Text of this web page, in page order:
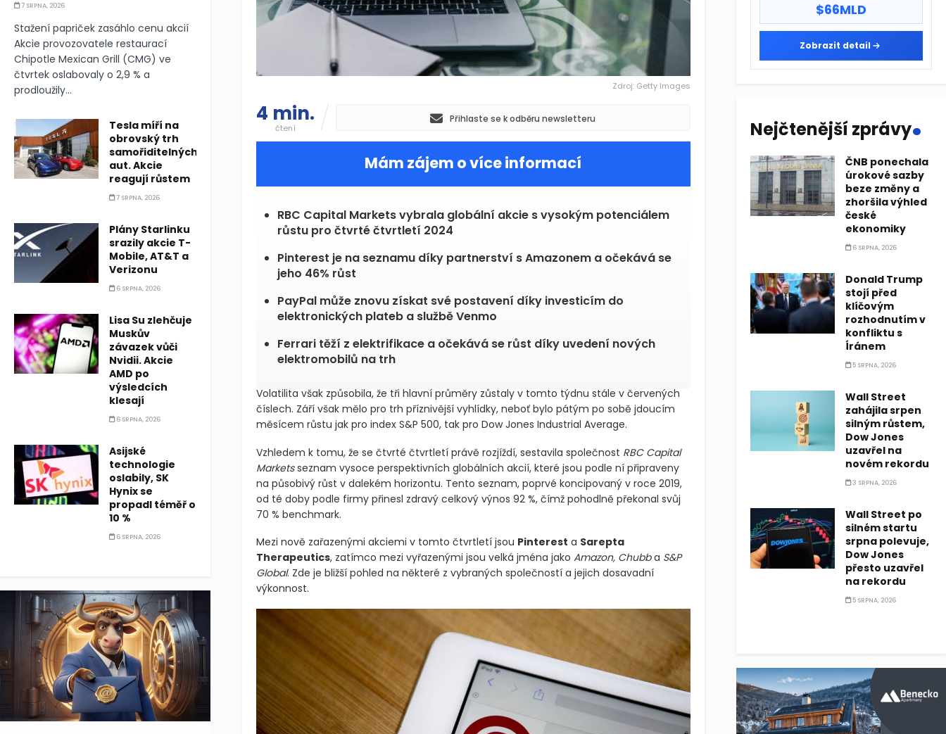
Zdroj: Getty Images
4 min.
čtení
Přihlaste se k odběru newsletteru
Mám zájem o více informací
RBC Capital Markets vybrala globální akcie s vysokým potenciálem
růstu pro čtvrté čtvrtletí 2024
Pinterest je na seznamu díky partnerství s Amazonem a očekává se
jeho 46% růst
PayPal může znovu získat své postavení díky investicím do
elektronických plateb a službě Venmo
Ferrari těží z elektrifikace a očekává se růst díky uvedení nových
elektromobilů na trh
Volatilita však způsobila, že tři hlavní průměry zůstaly v tomto týdnu stále v červených
číslech. Září však mělo pro trh příznivější vyhlídky, neboť bylo pátým po sobě jdoucím
měsícem růstu jak pro index S&P 500, tak pro Dow Jones Industrial Average.
Vzhledem k tomu, že se čtvrté čtvrtletí právě rozjíždí, sestavila společnost RBC Capital
Marketsseznam vysoce perspektivních globálních akcií, které jsou podle ní připraveny
na působivý růst v dalekém horizontu. Tento seznam, poprvé koncipovaný v roce 2019,
od té doby podle firmy přinesl zdravý celkový výnos 92 %, čímž pohodlně překonal svůj
70 % benchmark.
Mezi nově zařazenými akciemi v tomto čtvrtletí jsou Pinterest a Sarepta
Therapeutics, zatímco mezi vyřazenými jsou velká jména jako Amazon, Chubba S&P
Global. Zde je bližší pohled na některé z vybraných společností a jejich dosavadní
výkonnost.
7 SRPNA, 2026
Stažení papriček zasáhlo cenu akcií
Akcie provozovatele restaurací
Chipotle Mexican Grill (CMG) ve
čtvrtek oslabovaly o 2,9 % a
prodloužily...
Tesla míří na
obrovský trh
samořiditelných
aut. Akcie
reagují růstem
7 SRPNA, 2026
Plány Starlinku
srazily akcie T-
Mobile, AT&T a
Verizonu
6 SRPNA, 2026
Lisa Su zlehčuje
Muskův
závazek vůči
Nvidii. Akcie
AMD po
výsledcích
klesají
6 SRPNA, 2026
Asijské
technologie
oslabily, SK
Hynix se
propadl téměř o
10 %
6 SRPNA, 2026
$66MLD
Zobrazit detail
Nejčtenější zprávy.
ČNB ponechala
úrokové sazby
beze změny a
zhoršila výhled
české
ekonomiky
6 SRPNA, 2026
Donald Trump
stojí před
klíčovým
rozhodnutím v
konfliktu s
Íránem
5 SRPNA, 2026
Wall Street
zahájila srpen
silným růstem,
Dow Jones
uzavřel na
novém rekordu
3 SRPNA, 2026
Wall Street po
silném startu
srpna polevuje,
Dow Jones
přesto uzavřel
na rekordu
5 SRPNA, 2026